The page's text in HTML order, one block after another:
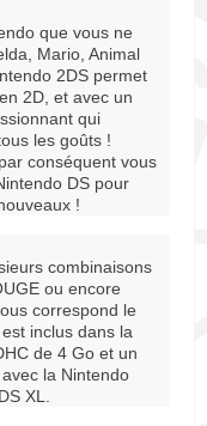
que vous ne
Mario, Animal
2DS permet
2D, et avec un
qui
les goûts !
conséquent vous
DS pour
!
combinaisons
ou encore
correspond le
inclus dans la
de 4 Go et un
la Nintendo
XL.